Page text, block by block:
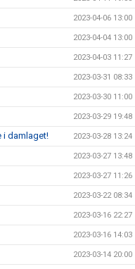
2023-04-06 13:00
2023-04-04 13:00
2023-04-03 11:27
2023-03-31 08:33
2023-03-30 11:00
2023-03-29 19:48
i damlaget! 2023-03-28 13:24
2023-03-27 13:48
2023-03-27 11:26
2023-03-22 08:34
2023-03-16 22:27
2023-03-16 14:03
2023-03-14 20:00